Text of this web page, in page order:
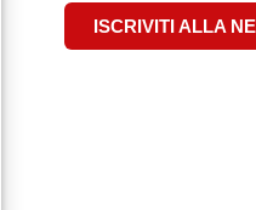
ISCRIVITI ALLA